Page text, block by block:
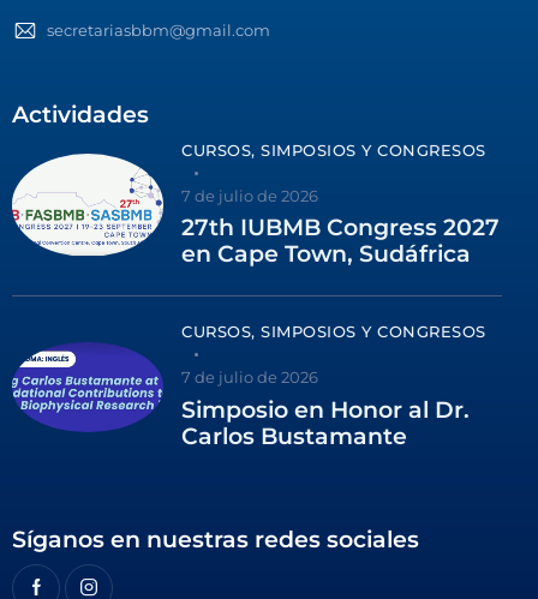
secretariasbbm@gmail.com
Actividades
CURSOS, SIMPOSIOS Y CONGRESOS
7 de julio de 2026
27th IUBMB Congress 2027
en Cape Town, Sudáfrica
CURSOS, SIMPOSIOS Y CONGRESOS
7 de julio de 2026
Simposio en Honor al Dr.
Carlos Bustamante
Síganos en nuestras redes sociales